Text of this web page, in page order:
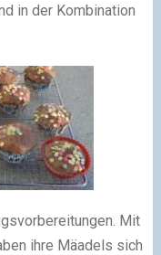
in der Kombination
Mit
ihre Mäadels sich